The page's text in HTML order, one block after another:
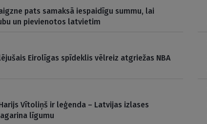
pats samaksā iespaidīgu summu, lai
un pievienotos latvietim
Eirolīgas spīdeklis vēlreiz atgriežas NBA
Vītoliņš ir leģenda – Latvijas izlases
līgumu